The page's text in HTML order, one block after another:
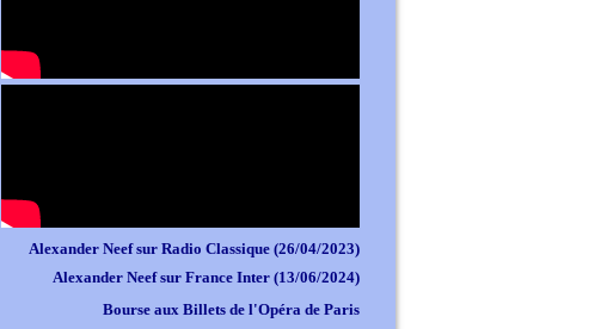
Alexander Neef sur Radio Classique (26/04/2023)
Alexander Neef sur France Inter (13/06/2024)
Bourse aux Billets de l'Opéra de Paris